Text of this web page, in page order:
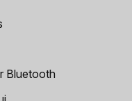
Bluetooth